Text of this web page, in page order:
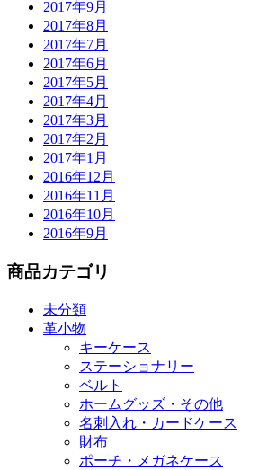
2017年9月
2017年8月
2017年7月
2017年6月
2017年5月
2017年4月
2017年3月
2017年2月
2017年1月
2016年12月
2016年11月
2016年10月
2016年9月
商品カテゴリ
未分類
革小物
キーケース
ステーショナリー
ベルト
ホームグッズ・その他
名刺入れ・カードケース
財布
ポーチ・メガネケース